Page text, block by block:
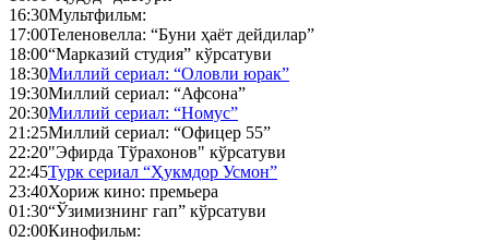
16:30Мультфильм:
17:00Теленовелла: “Буни ҳаёт дейдилар”
18:00“Марказий студия” кўрсатуви
18:30Миллий сериал: “Оловли юрак”
19:30Миллий сериал: “Афсона”
20:30Миллий сериал: “Номус”
21:25Миллий сериал: “Офицер 55”
22:20"Эфирда Тўрахонов" кўрсатуви
22:45Турк сериал “Ҳукмдор Усмон”
23:40Хориж кино: премьера
01:30“Ўзимизнинг гап” кўрсатуви
02:00Кинофильм: